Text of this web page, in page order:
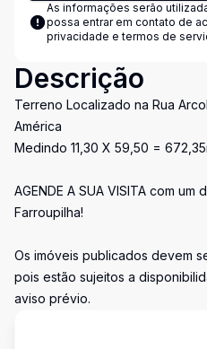
As informações serão
possa entrar em contato de
privacidade e termos de
Descrição
Terreno Localizado na Rua
América
Medindo 11,30 X 59,50 =
AGENDE A SUA VISITA com
Farroupilha!
Os imóveis publicados devem
pois estão sujeitos a
aviso prévio.